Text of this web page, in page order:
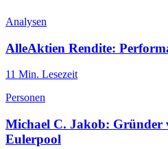
Analysen
AlleAktien Rendite:
11 Min. Lesezeit
Personen
Michael C. Jakob: Gründer
Eulerpool